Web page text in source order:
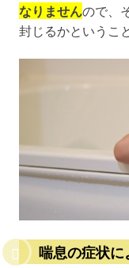
なりませんので、
封じるかというこ
喘息の症状